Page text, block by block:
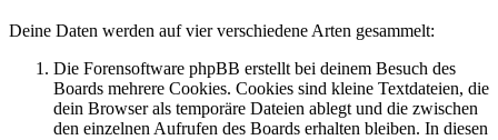
Deine Daten werden auf vier verschiedene Arten gesammelt:
Die Forensoftware phpBB erstellt bei deinem Besuch des
Boards mehrere Cookies. Cookies sind kleine Textdateien, die
dein Browser als temporäre Dateien ablegt und die zwischen
den einzelnen Aufrufen des Boards erhalten bleiben. In diesen